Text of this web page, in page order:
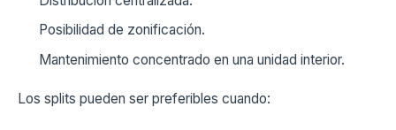
Posibilidad de zonificación.
Mantenimiento concentrado en una unidad interior.
Los splits pueden ser preferibles cuando: